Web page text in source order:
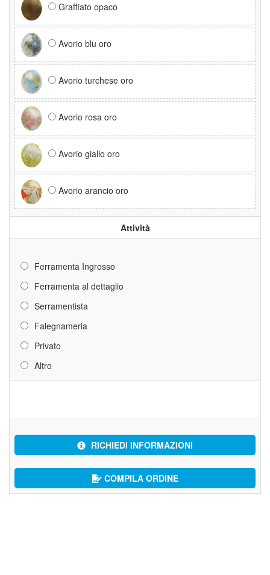
Graffiato opaco
Avorio blu oro
Avorio turchese oro
Avorio rosa oro
Avorio giallo oro
Avorio arancio oro
Attività
Ferramenta Ingrosso
Ferramenta al dettaglio
Serramentista
Falegnameria
Privato
Altro
RICHIEDI INFORMAZIONI
COMPILA ORDINE